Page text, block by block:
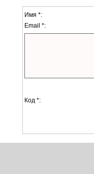
Имя *:
Email *:
Код *: